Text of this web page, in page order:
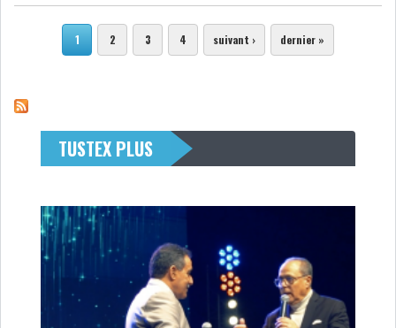
Pages 1 2 3 4 suivant › dernier »
TUSTEX PLUS